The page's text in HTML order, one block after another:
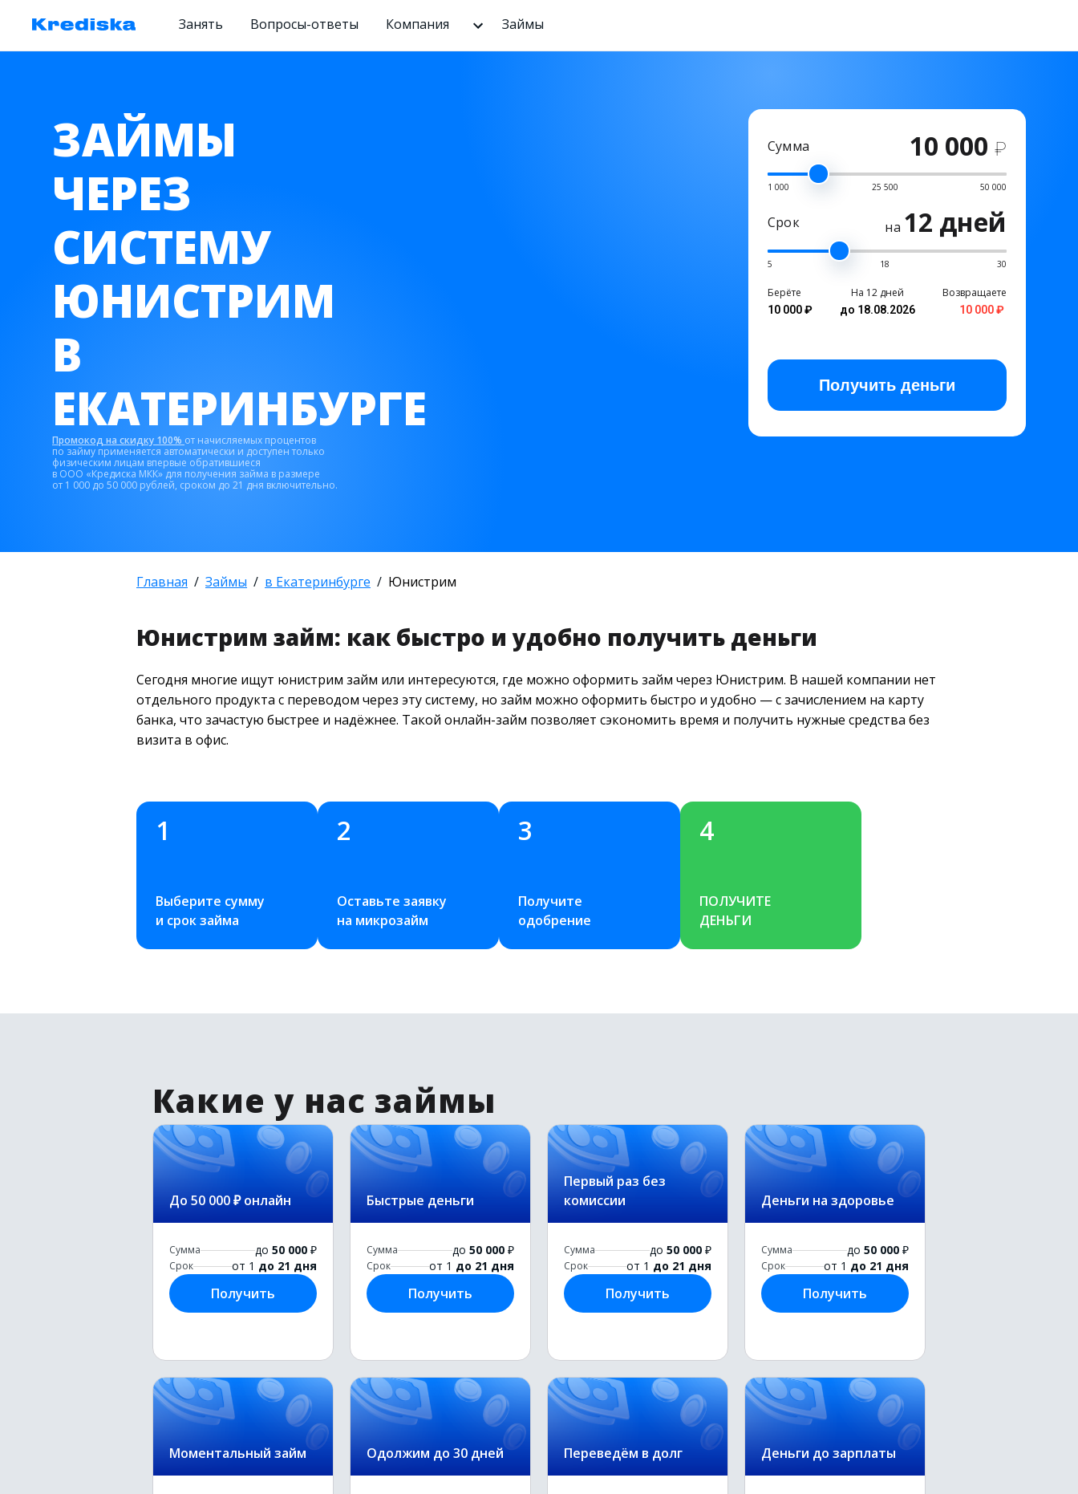
Занять Вопросы-ответы Компания Займы
ЗАЙМЫ
ЧЕРЕЗ
СИСТЕМУ
ЮНИСТРИМ
В
ЕКАТЕРИНБУРГЕ
Промокод на скидку 100% от начисляемых процентов
по займу применяется автоматически и доступен только
физическим лицам впервые обратившиеся
в ООО «Кредиска МКК» для получения займа в размере
от 1 000 до 50 000 рублей, сроком до 21 дня включительно.
Сумма 10 000 ₽
1 000 25 500 50 000
Срок на 12 дней
5 18 30
Берёте
10 000 ₽
На 12 дней
до 18.08.2026
Возвращаете
10 000 ₽
Получить деньги
Главная Займы в Екатеринбурге Юнистрим
Юнистрим займ: как быстро и удобно получить деньги
Сегодня многие ищут юнистрим займ или интересуются, где можно оформить займ через Юнистрим. В нашей компании нет
отдельного продукта с переводом через эту систему, но займ можно оформить быстро и удобно — с зачислением на карту
банка, что зачастую быстрее и надёжнее. Такой онлайн-займ позволяет сэкономить время и получить нужные средства без
визита в офис.
1
Выберите сумму
и срок займа
2
Оставьте заявку
на микрозайм
3
Получите
одобрение
4
ПОЛУЧИТЕ
ДЕНЬГИ
Какие у нас займы
До 50 000 ₽ онлайн
Сумма до 50 000 ₽
Срок от 1 до 21 дня
Получить
Быстрые деньги
Сумма до 50 000 ₽
Срок от 1 до 21 дня
Получить
Первый раз без
комиссии
Сумма до 50 000 ₽
Срок от 1 до 21 дня
Получить
Деньги на здоровье
Сумма до 50 000 ₽
Срок от 1 до 21 дня
Получить
Моментальный займ Одолжим до 30 дней Переведём в долг Деньги до зарплаты